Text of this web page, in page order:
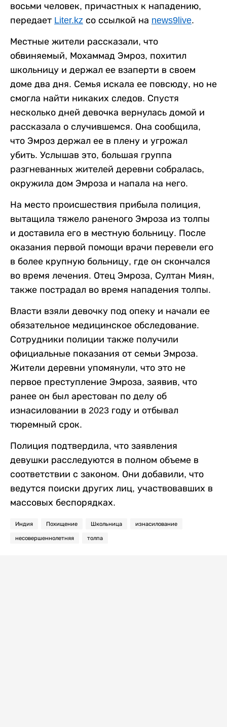
восьми человек, причастных к нападению,
передает Liter.kz со ссылкой на news9live.
Местные жители рассказали, что
обвиняемый, Мохаммад Эмроз, похитил
школьницу и держал ее взаперти в своем
доме два дня. Семья искала ее повсюду, но не
смогла найти никаких следов. Спустя
несколько дней девочка вернулась домой и
рассказала о случившемся. Она сообщила,
что Эмроз держал ее в плену и угрожал
убить. Услышав это, большая группа
разгневанных жителей деревни собралась,
окружила дом Эмроза и напала на него.
На место происшествия прибыла полиция,
вытащила тяжело раненого Эмроза из толпы
и доставила его в местную больницу. После
оказания первой помощи врачи перевели его
в более крупную больницу, где он скончался
во время лечения. Отец Эмроза, Султан Миян,
также пострадал во время нападения толпы.
Власти взяли девочку под опеку и начали ее
обязательное медицинское обследование.
Сотрудники полиции также получили
официальные показания от семьи Эмроза.
Жители деревни упомянули, что это не
первое преступление Эмроза, заявив, что
ранее он был арестован по делу об
изнасиловании в 2023 году и отбывал
тюремный срок.
Полиция подтвердила, что заявления
девушки расследуются в полном объеме в
соответствии с законом. Они добавили, что
ведутся поиски других лиц, участвовавших в
массовых беспорядках.
Индия Похищение Школьница изнасилование
несовершеннолетняя толпа